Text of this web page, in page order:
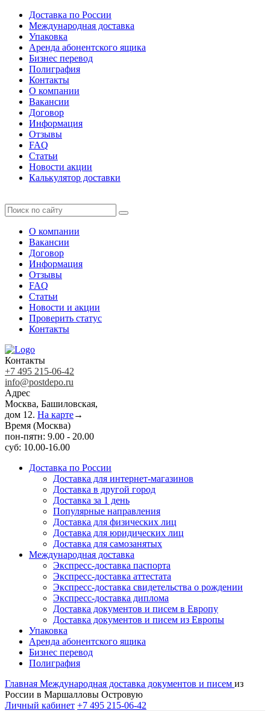
Доставка по России
Международная доставка
Упаковка
Аренда абонентского ящика
Бизнес перевод
Полиграфия
Контакты
О компании
Вакансии
Договор
Информация
Отзывы
FAQ
Статьи
Новости акции
Калькулятор доставки
О компании
Вакансии
Договор
Информация
Отзывы
FAQ
Статьи
Новости и акции
Проверить статус
Контакты
Контакты
+7 495 215-06-42
info@postdepo.ru
Адрес
Москва, Башиловская,
дом 12. На карте→
Время (Москва)
пон-пятн: 9.00 - 20.00
суб: 10.00-16.00
Доставка по России
Доставка для интернет-магазинов
Доставка в другой город
Доставка за 1 день
Популярные направления
Доставка для физических лиц
Доставка для юридических лиц
Доставка для самозанятых
Международная доставка
Экспресс-доставка паспорта
Экспресс-доставка аттестата
Экспресс-доставка свидетельства о рождении
Экспресс-доставка диплома
Доставка документов и писем в Европу
Доставка документов и писем из Европы
Упаковка
Аренда абонентского ящика
Бизнес перевод
Полиграфия
Главная Международная доставка документов и писем из
России в Маршалловы Островую
Личный кабинет +7 495 215-06-42